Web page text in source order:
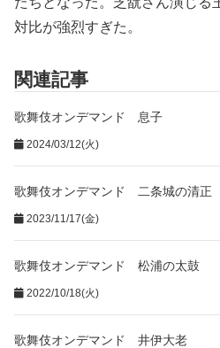
対比が強烈すぎた。
関連記事
歌舞伎オンデマンド 息子
2024/03/12(火)
歌舞伎オンデマンド 二条城の清正
2023/11/17(金)
歌舞伎オンデマンド 松浦の太鼓
2022/10/18(火)
歌舞伎オンデマンド 井伊大老